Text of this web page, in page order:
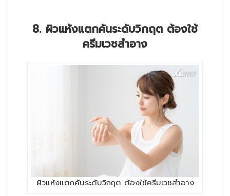
8. ผิวแห้งแตกคันระดับวิกฤต ต้องใช้
ครีมเวชสำอาง
ผิวแห้งแตกคันระดับวิกฤต ต้องใช้ครีมเวชสำอาง